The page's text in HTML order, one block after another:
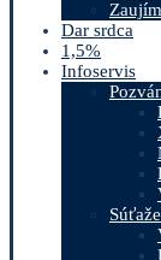
Dar srdca
1,5%
Infoservis
Súťaže